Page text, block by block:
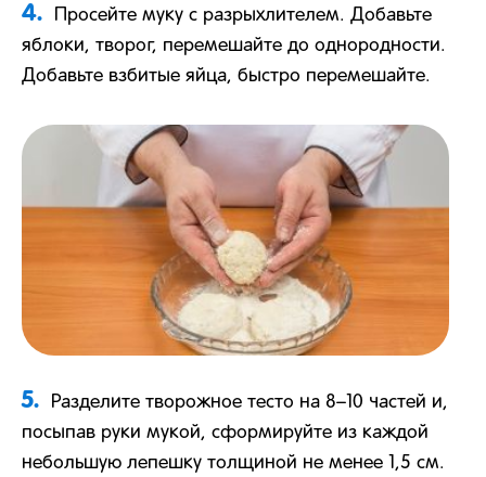
4.
Просейте муку с разрыхлителем. Добавьте
яблоки, творог, перемешайте до однородности.
Добавьте взбитые яйца, быстро перемешайте.
5.
Разделите творожное тесто на 8–10 частей и,
посыпав руки мукой, сформируйте из каждой
небольшую лепешку толщиной не менее 1,5 см.